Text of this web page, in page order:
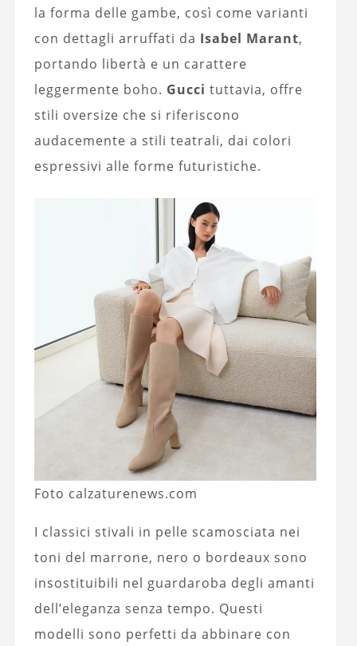
la forma delle gambe, così come varianti
con dettagli arruffati da Isabel Marant,
portando libertà e un carattere
leggermente boho. Gucci tuttavia, offre
stili oversize che si riferiscono
audacemente a stili teatrali, dai colori
espressivi alle forme futuristiche.
Foto calzaturenews.com
I classici stivali in pelle scamosciata nei
toni del marrone, nero o bordeaux sono
insostituibili nel guardaroba degli amanti
dell’eleganza senza tempo. Questi
modelli sono perfetti da abbinare con